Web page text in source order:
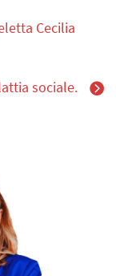
Cecilia
sociale.